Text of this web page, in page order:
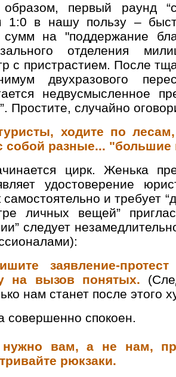
первый раунд
1:0 в нашу пользу –
на "поддержание
отделения
с пристрастием. После
двухразового
недвусмысленное
Простите, случайно
ходите по
собой разные... "большие
цирк. Женька
удостоверение
самостоятельно и требует
личных вещей”
следует
заявление-
на вызов понятых.
нам станет после этого
совершенно спокоен.
вам, а не нам,
рюкзаки.